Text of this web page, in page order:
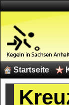
Startseite